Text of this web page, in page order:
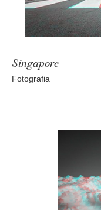
Singapore
Fotografia